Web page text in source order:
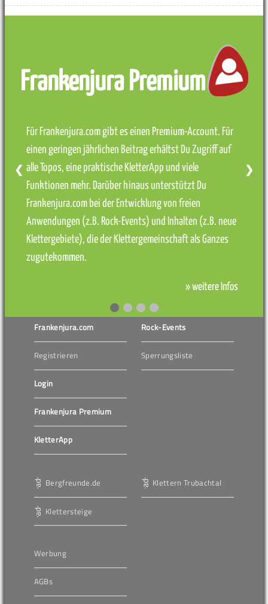
Frankenjura Premium
Für Frankenjura.com gibt es einen Premium-Account. Für
einen geringen jährlichen Beitrag erhältst Du Zugriff auf
alle Topos, eine praktische KletterApp und viele
Funktionen mehr. Darüber hinaus unterstützt Du
Frankenjura.com bei der Entwicklung von freien
Anwendungen (z.B. Rock-Events) und Inhalten (z.B. neue
Klettergebiete), die der Klettergemeinschaft als Ganzes
zugutekommen.
» weitere Infos
❮ ❯
Frankenjura.com
Registrieren
Login
Frankenjura Premium
KletterApp
Rock-Events
Sperrungsliste
Bergfreunde.de
Klettersteige
Klettern Trubachtal
Werbung
AGBs